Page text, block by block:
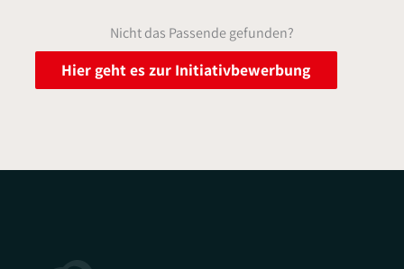
Nicht das Passende gefunden?
Hier geht es zur Initiativbewerbung